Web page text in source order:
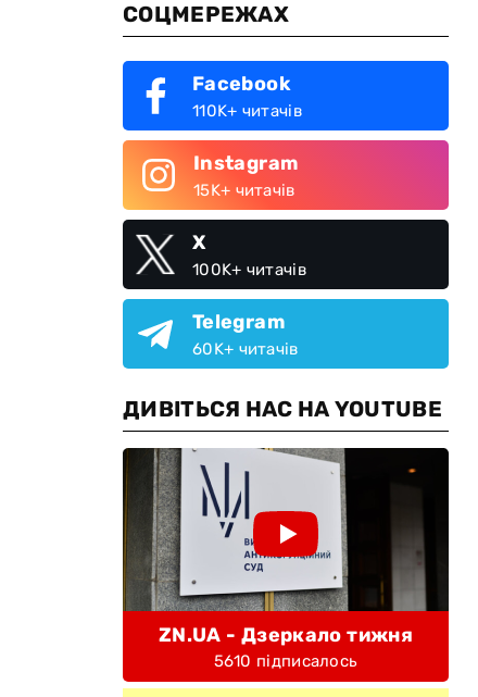
СОЦМЕРЕЖАХ
Facebook
110K+ читачів
Instagram
15K+ читачів
X
100K+ читачів
Telegram
60K+ читачів
ДИВІТЬСЯ НАС НА YOUTUBE
ZN.UA - Дзеркало тижня
5610 підписалось